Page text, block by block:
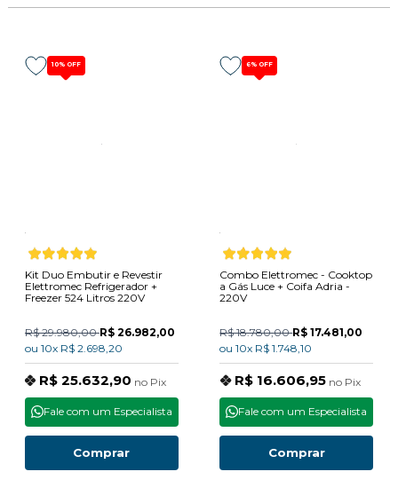
10% OFF
Kit Duo Embutir e Revestir
Elettromec Refrigerador +
Freezer 524 Litros 220V
R$ 29.980,00R$ 26.982,00
ou 10x R$ 2.698,20
R$ 25.632,90 no Pix
Comprar
Fale com um Especialista
6% OFF
Combo Elettromec - Cooktop
a Gás Luce + Coifa Adria -
220V
R$ 18.780,00R$ 17.481,00
ou 10x R$ 1.748,10
R$ 16.606,95 no Pix
Comprar
Fale com um Especialista